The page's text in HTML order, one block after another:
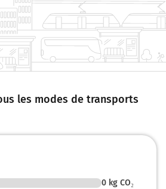
de l'Île-de-France
et rejoindre D1 (Voie Expresse).
1,1 kilomètre
Voie Expresse. Continuer sur 160
les modes de transports
0 kg CO₂